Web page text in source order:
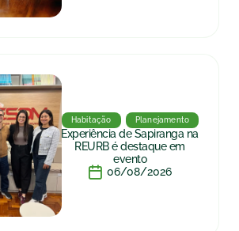
Habitação Planejamento
Experiência de Sapiranga na
REURB é destaque em
evento
06/08/2026